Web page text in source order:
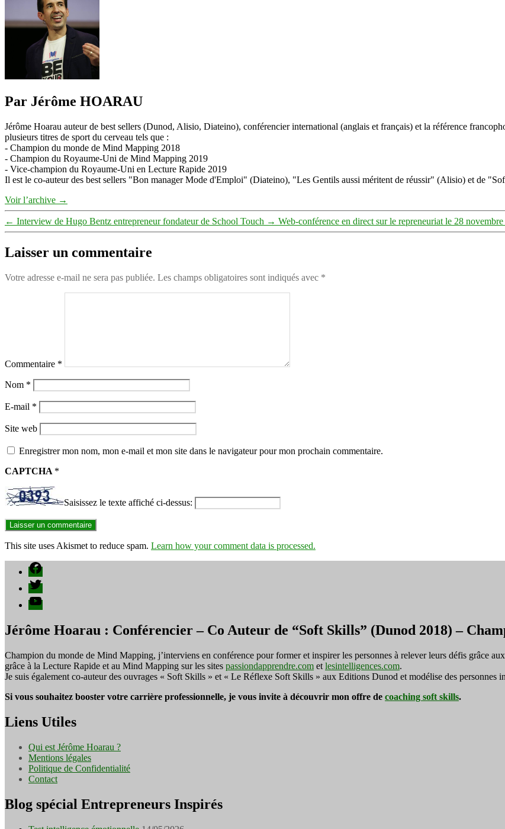
Par Jérôme HOARAU
Jérôme Hoarau auteur de best sellers (Dunod, Alisio, Diateino), conférencier international (anglais et français) et la référence
plusieurs titres de sport du cerveau tels que :
- Champion du monde de Mind Mapping 2018
- Champion du Royaume-Uni de Mind Mapping 2019
- Vice-champion du Royaume-Uni en Lecture Rapide 2019
Il est le co-auteur des best sellers "Bon manager Mode d'Emploi" (Diateino), "Les Gentils aussi méritent de réussir" (Alisio) et de
Voir l’archive →
← Interview de Hugo Bentz entrepreneur fondateur de School Touch → Web-conférence en direct sur le repreneuriat le 28
Laisser un commentaire
Votre adresse e-mail ne sera pas publiée. Les champs obligatoires sont indiqués avec *
Commentaire *
Nom *
E-mail *
Site web
Enregistrer mon nom, mon e-mail et mon site dans le navigateur pour mon prochain commentaire.
CAPTCHA *
Saisissez le texte affiché ci-dessus:
This site uses Akismet to reduce spam. Learn how your comment data is processed.
Facebook
Twitter
YouTube
Jérôme Hoarau : Conférencier – Co Auteur de “Soft Skills” (Dunod 2018) –
Champion du monde de Mind Mapping, j’interviens en conférence pour former et inspirer les personnes à relever leurs défis grâce
grâce à la Lecture Rapide et au Mind Mapping sur les sites passiondapprendre.com et lesintelligences.com.
Je suis également co-auteur des ouvrages « Soft Skills » et « Le Réflexe Soft Skills » aux Editions Dunod et modélise des personnes
Si vous souhaitez booster votre carrière professionnelle, je vous invite à découvrir mon offre de coaching soft skills.
Liens Utiles
Qui est Jérôme Hoarau ?
Mentions légales
Politique de Confidentialité
Contact
Blog spécial Entrepreneurs Inspirés